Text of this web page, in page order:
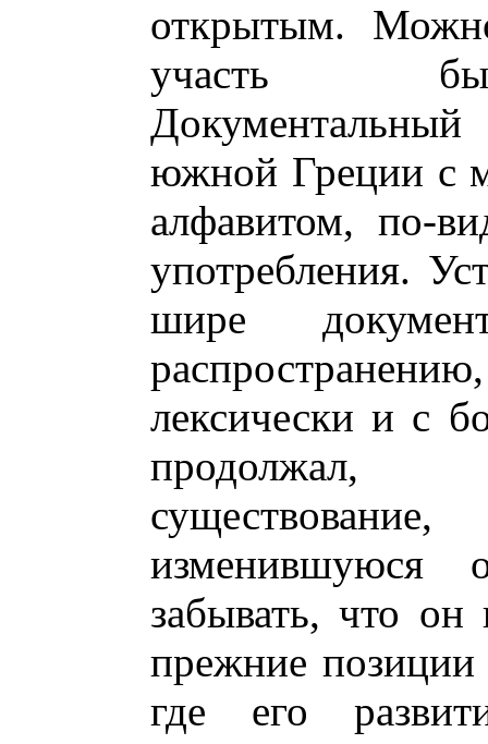
открытым.
участь
южной Греции с
алфавитом, по-
употребления.
шире
лексически и с
продолжал,
изменившуюся
забывать, что
прежние позиции
где его